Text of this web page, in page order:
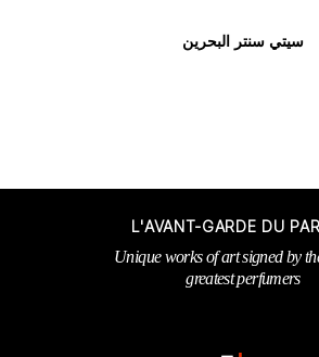
سيتي سنتر البحرين
L'AVANT-GARDE DU
Unique works of art signed by
greatest perfumers